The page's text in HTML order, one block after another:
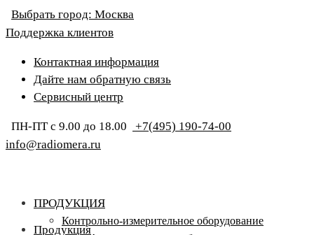
Выбрать город: Москва
Поддержка клиентов
Контактная информация
Дайте нам обратную связь
Сервисный центр
ПН-ПТ с 9.00 до 18.00
+7(495) 190-74-00
info@radiomera.ru
ПРОДУКЦИЯ
Контрольно-измерительное оборудование
Продукция